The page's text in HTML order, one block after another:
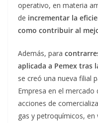
operativo, en materia
de incrementar la
como contribuir al
Además, para
aplicada a Pemex tras
se creó una nueva filial
Empresa en el
acciones de
gas y petroquímicos,